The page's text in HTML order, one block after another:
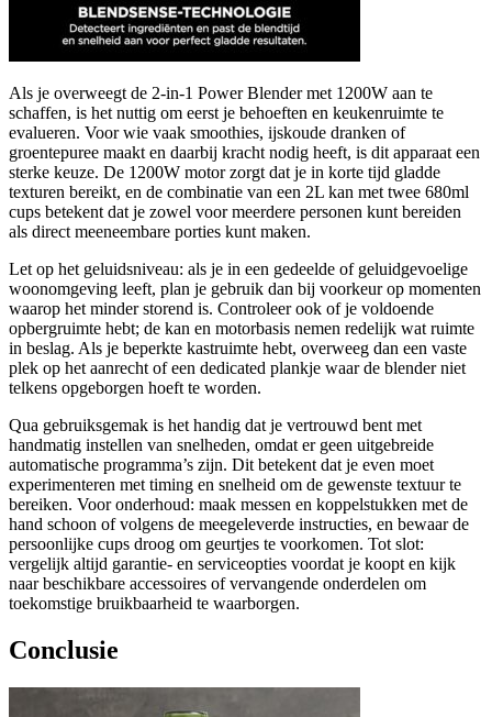
Als je overweegt de 2-in-1 Power Blender met 1200W aan te
schaffen, is het nuttig om eerst je behoeften en keukenruimte te
evalueren. Voor wie vaak smoothies, ijskoude dranken of
groentepuree maakt en daarbij kracht nodig heeft, is dit apparaat een
sterke keuze. De 1200W motor zorgt dat je in korte tijd gladde
texturen bereikt, en de combinatie van een 2L kan met twee 680ml
cups betekent dat je zowel voor meerdere personen kunt bereiden
als direct meeneembare porties kunt maken.
Let op het geluidsniveau: als je in een gedeelde of geluidgevoelige
woonomgeving leeft, plan je gebruik dan bij voorkeur op momenten
waarop het minder storend is. Controleer ook of je voldoende
opbergruimte hebt; de kan en motorbasis nemen redelijk wat ruimte
in beslag. Als je beperkte kastruimte hebt, overweeg dan een vaste
plek op het aanrecht of een dedicated plankje waar de blender niet
telkens opgeborgen hoeft te worden.
Qua gebruiksgemak is het handig dat je vertrouwd bent met
handmatig instellen van snelheden, omdat er geen uitgebreide
automatische programma’s zijn. Dit betekent dat je even moet
experimenteren met timing en snelheid om de gewenste textuur te
bereiken. Voor onderhoud: maak messen en koppelstukken met de
hand schoon of volgens de meegeleverde instructies, en bewaar de
persoonlijke cups droog om geurtjes te voorkomen. Tot slot:
vergelijk altijd garantie- en serviceopties voordat je koopt en kijk
naar beschikbare accessoires of vervangende onderdelen om
toekomstige bruikbaarheid te waarborgen.
Conclusie